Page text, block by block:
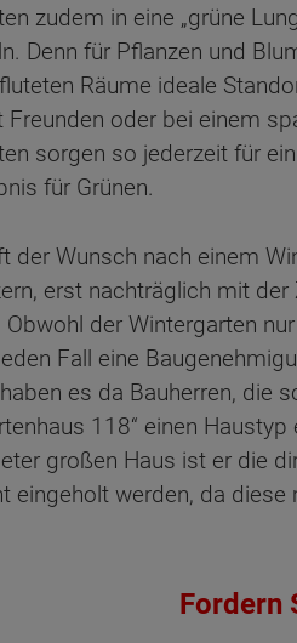
zudem in eine „grüne
Denn für Pflanzen und
Räume ideale
Freunden oder bei einem
sorgen so jederzeit für
für Grünen.
der Wunsch nach einem
erst nachträglich mit der
Obwohl der Wintergarten
Fall eine
es da Bauherren, die
118“ einen
großen Haus ist er die
eingeholt werden, da
Fordern
Wonach